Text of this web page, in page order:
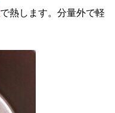
で熱します。分量外で軽